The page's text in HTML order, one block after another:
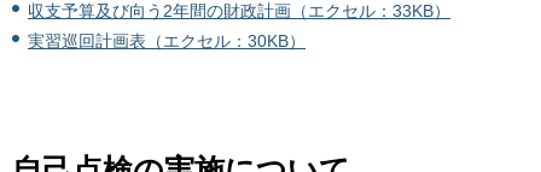
収支予算及び向う2年間の財政計画（エクセル：33KB）
実習巡回計画表（エクセル：30KB）